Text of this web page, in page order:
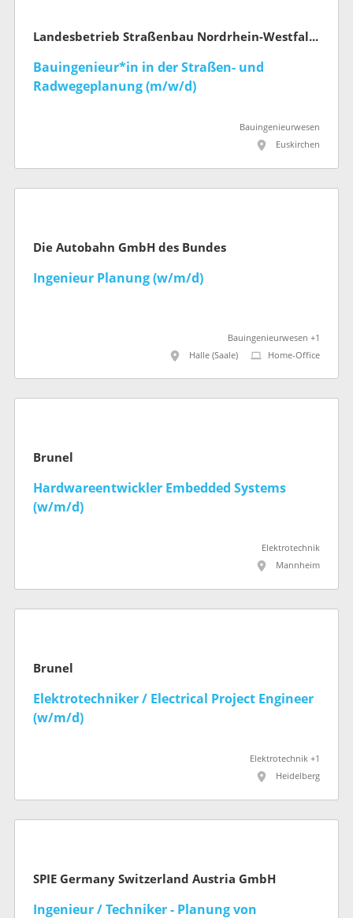
Landesbetrieb Straßenbau Nordrhein-Westfalen
Bauingenieur*in in der Straßen- und
Radwegeplanung (m/w/d)
Bauingenieurwesen
Euskirchen
Die Autobahn GmbH des Bundes
Ingenieur Planung (w/m/d)
Bauingenieurwesen +1
Halle (Saale)
Home-Office
Brunel
Hardwareentwickler Embedded Systems
(w/m/d)
Elektrotechnik
Mannheim
Brunel
Elektrotechniker / Electrical Project Engineer
(w/m/d)
Elektrotechnik +1
Heidelberg
SPIE Germany Switzerland Austria GmbH
Ingenieur / Techniker - Planung von